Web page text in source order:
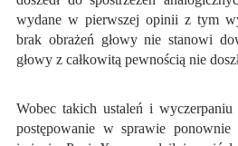
wydane w pierwszej opinii z tym
brak obrażeń głowy nie stanowi
głowy z całkowitą pewnością nie
Wobec takich ustaleń i
postępowanie w sprawie